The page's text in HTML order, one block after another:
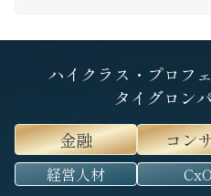
ハイクラス・プロフ
タイグロン
金融
コン
経営人材 CxO